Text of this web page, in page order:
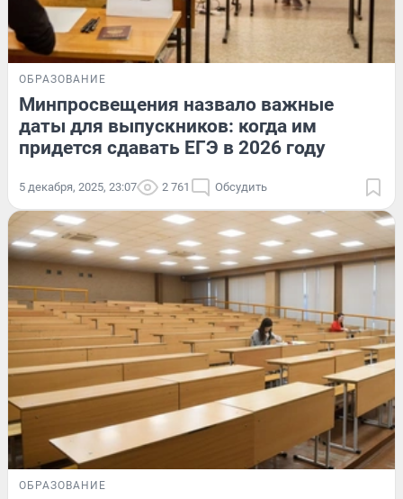
ОБРАЗОВАНИЕ
Минпросвещения назвало важные
даты для выпускников: когда им
придется сдавать ЕГЭ в 2026 году
5 декабря, 2025, 23:07 2 761 Обсудить
ОБРАЗОВАНИЕ